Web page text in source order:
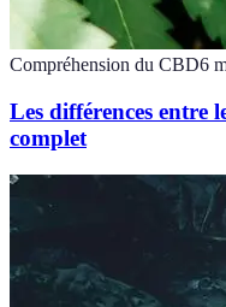
Compréhension du CBD6
Les différences entre
complet